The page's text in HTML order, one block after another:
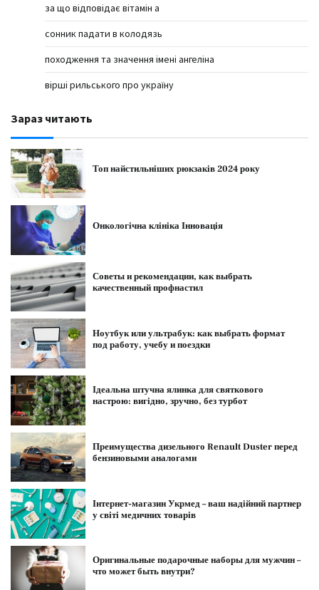
за що відповідає вітамін а
сонник падати в колодязь
походження та значення імені ангеліна
вірші рильського про україну
Зараз читають
Топ найстильніших рюкзаків 2024 року
Онкологічна клініка Інновація
Советы и рекомендации, как выбрать
качественный профнастил
Ноутбук или ультрабук: как выбрать формат
под работу, учебу и поездки
Ідеальна штучна ялинка для святкового
настрою: вигідно, зручно, без турбот
Преимущества дизельного Renault Duster перед
бензиновыми аналогами
Інтернет-магазин Укрмед – ваш надійний партнер
у світі медичних товарів
Оригинальные подарочные наборы для мужчин –
что может быть внутри?